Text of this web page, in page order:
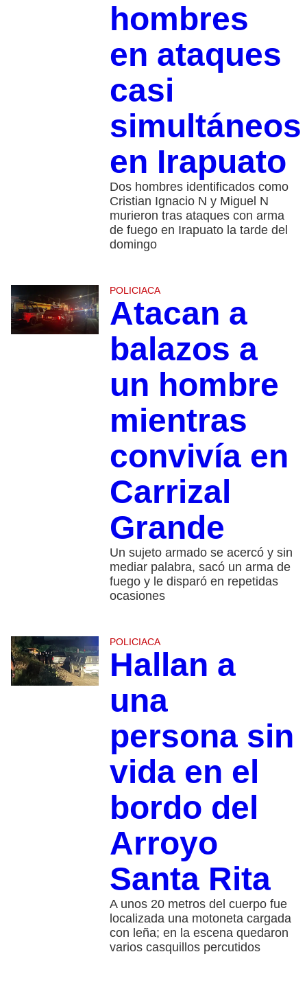
hombres
en ataques
casi
simultáneos
en Irapuato
Dos hombres identificados como
Cristian Ignacio N y Miguel N
murieron tras ataques con arma
de fuego en Irapuato la tarde del
domingo
POLICIACA
Atacan a
balazos a
un hombre
mientras
convivía en
Carrizal
Grande
Un sujeto armado se acercó y sin
mediar palabra, sacó un arma de
fuego y le disparó en repetidas
ocasiones
POLICIACA
Hallan a
una
persona sin
vida en el
bordo del
Arroyo
Santa Rita
A unos 20 metros del cuerpo fue
localizada una motoneta cargada
con leña; en la escena quedaron
varios casquillos percutidos